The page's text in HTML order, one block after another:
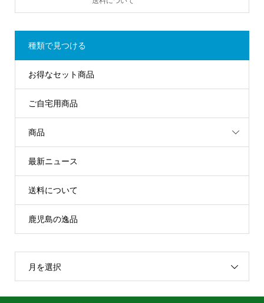
種類で見つける
お得なセット商品
ご自宅用商品
商品
最新ニュース
送料について
鹿児島の逸品
月を選択